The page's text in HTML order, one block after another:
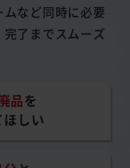
など同時に必要
了までスムーズ
品を
しい